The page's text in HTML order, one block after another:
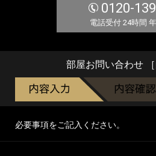
0120-
電話受付 24時間
部屋お問い合わせ ［
必要事項をご記入ください。